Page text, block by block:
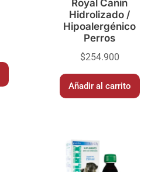
Royal Canin
Hidrolizado /
Hipoalergénico
Perros
$254.900
Añadir al carrito